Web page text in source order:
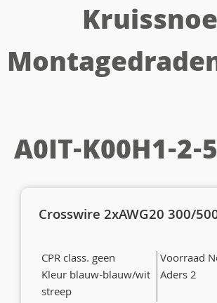
A0IT-K00H1-2-
Crosswire 2xAWG20 300/
CPR class. geen
Voorraad
Kleur blauw-blauw/wit
streep
Aders 2